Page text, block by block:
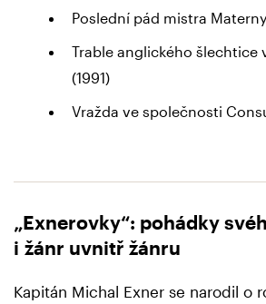
Poslední pád mistra
Trable anglického šlechtice
(1991)
Vražda ve společnosti
„Exnerovky“: pohádky
i žánr uvnitř žánru
Kapitán Michal Exner se narodil o